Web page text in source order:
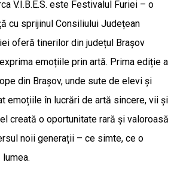
V.I.B.E.S. este Festivalul Furiei – o
cu sprijinul Consiliului Județean
oferă tinerilor din județul Brașov
emoțiile prin artă. Prima ediție a
din Brașov, unde sute de elevi și
emoțiile în lucrări de artă sincere, vii și
creată o oportunitate rară și valoroasă
noii generații – ce simte, ce o